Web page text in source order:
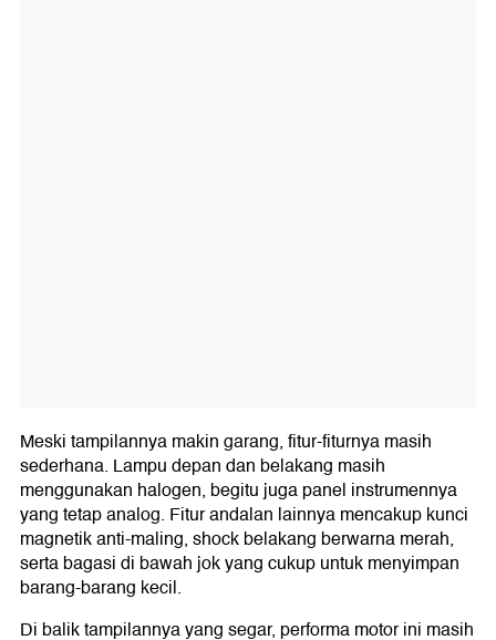
Meski tampilannya makin garang, fitur-fiturnya masih
sederhana. Lampu depan dan belakang masih
menggunakan halogen, begitu juga panel instrumennya
yang tetap analog. Fitur andalan lainnya mencakup kunci
magnetik anti-maling, shock belakang berwarna merah,
serta bagasi di bawah jok yang cukup untuk menyimpan
barang-barang kecil.
Di balik tampilannya yang segar, performa motor ini masih